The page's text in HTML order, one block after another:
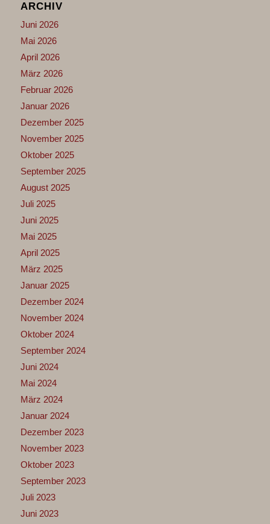
ARCHIV
Juni 2026
Mai 2026
April 2026
März 2026
Februar 2026
Januar 2026
Dezember 2025
November 2025
Oktober 2025
September 2025
August 2025
Juli 2025
Juni 2025
Mai 2025
April 2025
März 2025
Januar 2025
Dezember 2024
November 2024
Oktober 2024
September 2024
Juni 2024
Mai 2024
März 2024
Januar 2024
Dezember 2023
November 2023
Oktober 2023
September 2023
Juli 2023
Juni 2023